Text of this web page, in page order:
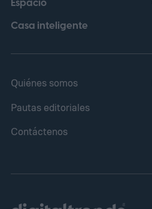
Espacio
Casa inteligente
Quiénes somos
Pautas editoriales
Contáctenos